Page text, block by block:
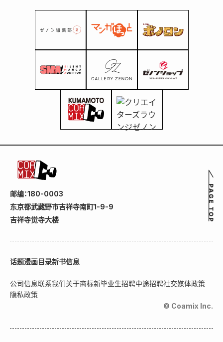
邮编：180-0003
东京都武藏野市吉祥寺南町1-9-9
吉祥寺觉寺大楼
话题漫画目录新书信息
公司信息联系我们关于商标新毕业生招聘中途招聘社交媒体政策
隐私政策
© Coamix Inc.